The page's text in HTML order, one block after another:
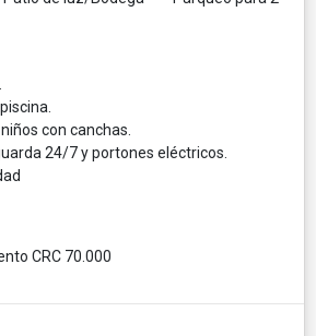
con canchas.
24/7 y portones eléctricos.
CRC 70.000